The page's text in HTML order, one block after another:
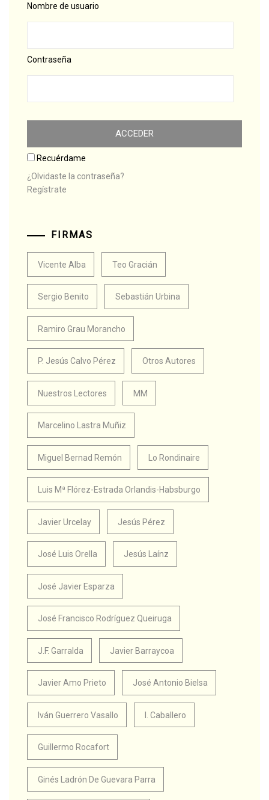
Nombre de usuario
Contraseña
Recuérdame
¿Olvidaste la contraseña?
Regístrate
FIRMAS
Vicente Alba Teo Gracián
Sergio Benito Sebastián Urbina
Ramiro Grau Morancho
P. Jesús Calvo Pérez Otros Autores
Nuestros Lectores MM
Marcelino Lastra Muñiz
Miguel Bernad Remón Lo Rondinaire
Luis Mª Flórez-Estrada Orlandis-Habsburgo
Javier Urcelay Jesús Pérez
José Luis Orella Jesús Laínz
José Javier Esparza
José Francisco Rodríguez Queiruga
J.F. Garralda Javier Barraycoa
Javier Amo Prieto José Antonio Bielsa
Iván Guerrero Vasallo I. Caballero
Guillermo Rocafort
Ginés Ladrón De Guevara Parra